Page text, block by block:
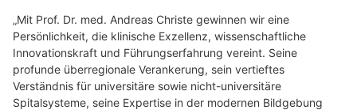
„Mit Prof. Dr. med. Andreas Christe gewinnen wir eine
Persönlichkeit, die klinische Exzellenz, wissenschaftliche
Innovationskraft und Führungserfahrung vereint. Seine
profunde überregionale Verankerung, sein vertieftes
Verständnis für universitäre sowie nicht-universitäre
Spitalsysteme, seine Expertise in der modernen Bildgebung